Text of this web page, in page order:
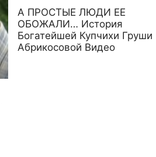
А ПРОСТЫЕ ЛЮДИ ЕЕ
ОБОЖАЛИ… История
Богатейшей Купчихи Груши
Абрикосовой Видео